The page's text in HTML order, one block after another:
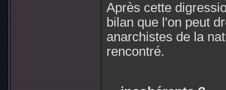
Après cette
bilan que l'on peut
anarchistes de la
rencontré.